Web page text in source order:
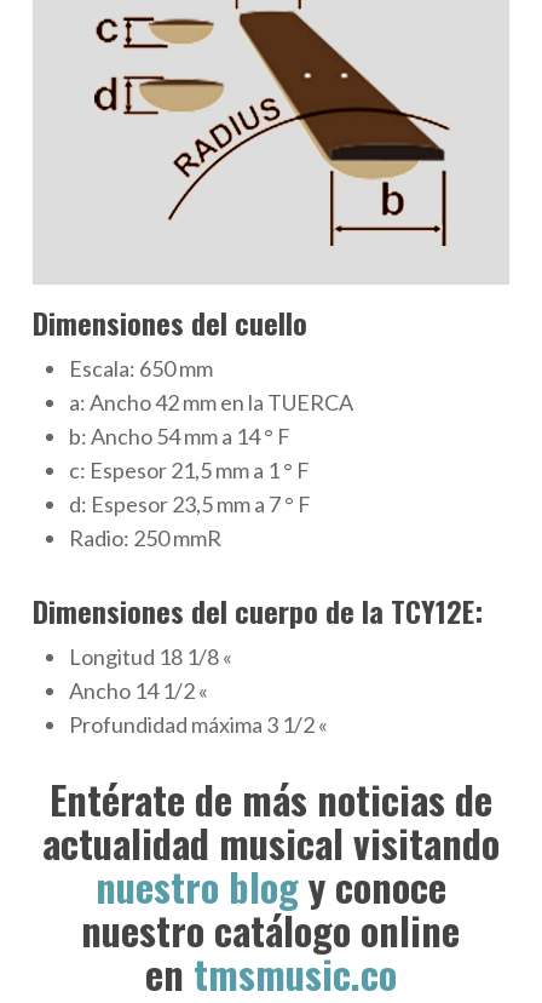
Dimensiones del cuello
Escala: 650 mm
a: Ancho42 mmen la TUERCA
b: Ancho54 mma 14 ° F
c: Espesor21,5 mma 1 ° F
d: Espesor23,5 mma 7 ° F
Radio: 250 mmR
Dimensiones del cuerpo de la TCY12E:
Longitud 18 1/8«
Ancho 14 1/2«
Profundidad máxima 3 1/2«
Entérate de más noticias de
actualidad musical visitando
nuestro blogy conoce
nuestro catálogo online
en tmsmusic.co